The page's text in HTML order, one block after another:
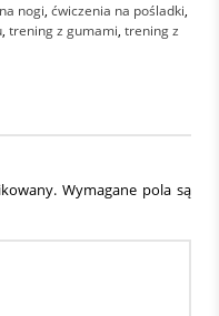
nogi ćwiczenia na pośladki
trening z gumami trening z
Wymagane pola są